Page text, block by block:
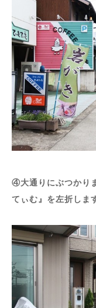
④大通りにぶつかり
てぃむ』を左折しま